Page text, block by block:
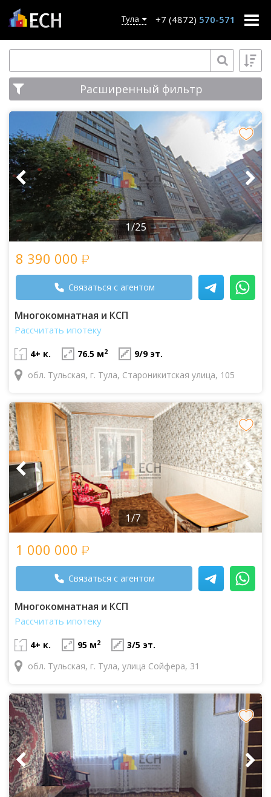
Тула +7 (4872) 570-571
Расширенный фильтр
1/25
8 390 000
Связаться с агентом
Многокомнатная и КСП
Рассчитать ипотеку
4+ к. 76.5 м2
9/9 эт.
обл. Тульская, г. Тула, Староникитская улица, 105
1/7
1 000 000
Связаться с агентом
Многокомнатная и КСП
Рассчитать ипотеку
4+ к. 95 м2
3/5 эт.
обл. Тульская, г. Тула, улица Сойфера, 31